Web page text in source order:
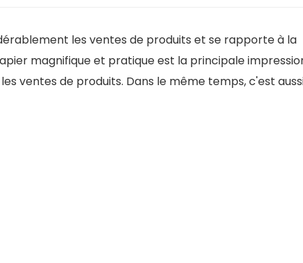
les ventes de produits et se rapporte à la
magnifique et pratique est la principale
ventes de produits. Dans le même temps, c'est